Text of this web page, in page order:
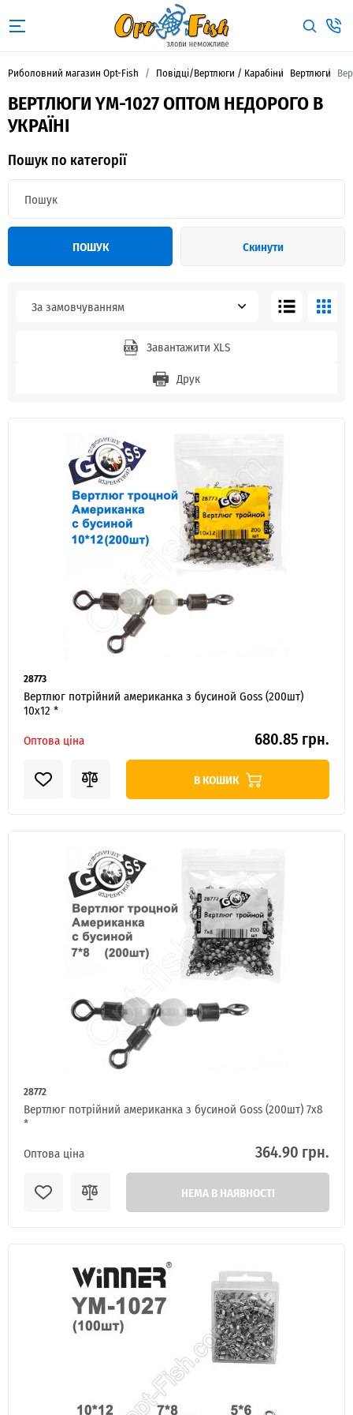
Риболовний магазин Opt-Fish Повідці/Вертлюги / Карабіни Вертлюги
ВЕРТЛЮГИ YM-1027 ОПТОМ НЕДОРОГО В
УКРАЇНІ
Пошук по категорії
ПОШУК Скинути
За замовчуванням
Завантажити XLS
Друк
28773
Вертлюг потрійний американка з бусиной Goss (200шт)
10x12 *
Оптова ціна
680.85 грн.
В КОШИК
28772
Вертлюг потрійний американка з бусиной Goss (200шт) 7x8
*
Оптова ціна
364.90 грн.
НЕМА В НАЯВНОСТІ